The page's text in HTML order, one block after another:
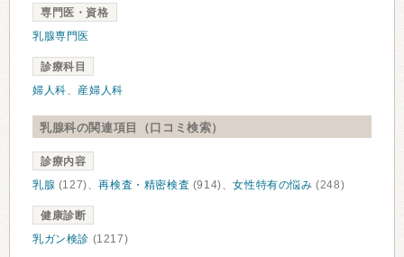
専門医・資格
乳腺専門医
診療科目
婦人科、 産婦人科
乳腺科の関連項目（口コミ検索）
診療内容
乳腺 (127)、再検査・精密検査 (914)、女性特有の悩み (248)
健康診断
乳ガン検診 (1217)